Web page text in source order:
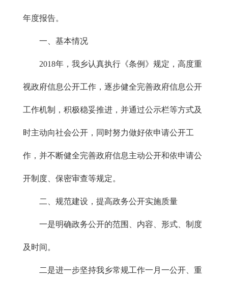
年度报告。
一、基本情况
2018年，我乡认真执行《条例》规定，高度重
视政府信息公开工作，逐步健全完善政府信息公开
工作机制，积极稳妥推进，并通过公示栏等方式及
时主动向社会公开，同时努力做好依申请公开工
作，并不断健全完善政府信息主动公开和依申请公
开制度、保密审查等规定。
二、规范建设，提高政务公开实施质量
一是明确政务公开的范围、内容、形式、制度
及时间。
二是进一步坚持我乡常规工作一月一公开、重